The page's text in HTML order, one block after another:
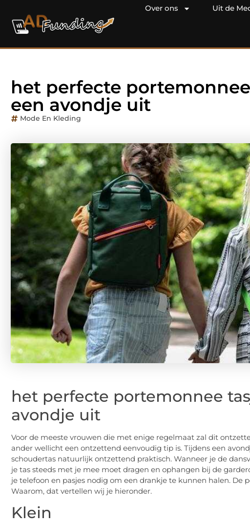
Over ons Uit de
het perfecte
een avondje uit
Mode En Kleding
het perfecte portemonnee
avondje uit
Voor de meeste vrouwen die met enige regelmaat zal dit
ander wellicht een ontzettend eenvoudig tip is. Tijdens een
schoudertas natuurlijk ontzettend praktisch. Wanneer je de
je tas steeds met je mee moet dragen en ophangen bij de
je telefoon en pasjes nodig om een drankje te kunnen halen. De
Waarom, dat vertellen wij je hieronder.
Klein